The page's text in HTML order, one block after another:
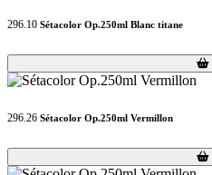
296.10 Sétacolor Op.250ml Blanc titane
Loading...
Loading...
296.26 Sétacolor Op.250ml Vermillon
Loading...
Loading...